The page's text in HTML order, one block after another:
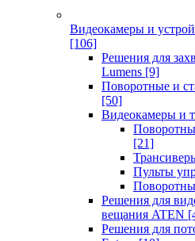
Видеокамеры и
[106]
Решения для
Lumens [9]
Поворотные и
[50]
Видеокамеры и
[21]
Пульты
Решения для
вещания ATEN
Решения для